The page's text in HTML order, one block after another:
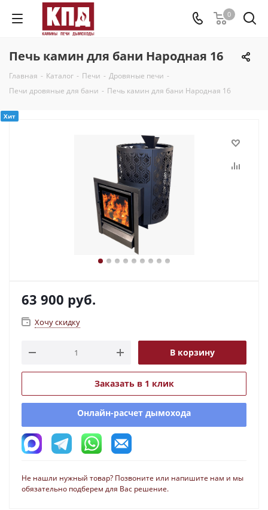
0
Печь камин для бани Народная 16
Главная - Каталог - Печи - Дровяные печи -
Печи дровяные для бани - Печь камин для бани Народная 16
Хит
63 900 руб.
Хочу скидку
В корзину
Заказать в 1 клик
Онлайн-расчет дымохода
Не нашли нужный товар? Позвоните или напишите нам и мы
обязательно подберем для Вас решение.